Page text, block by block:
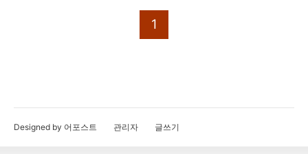
은 'BIZPLUS(비즈플러스)'라는 허위의 해외송금사이트를 이
용한 송금 투자를 권유하면서 네이버 밴드방, 카카오톡 단체채
1
Designed by 어포스트 관리자 글쓰기